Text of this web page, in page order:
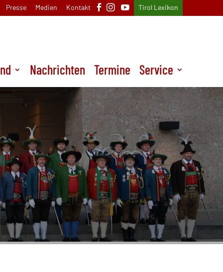
Presse Medien Kontakt Tirol Lexikon
Nachrichten Termine Service